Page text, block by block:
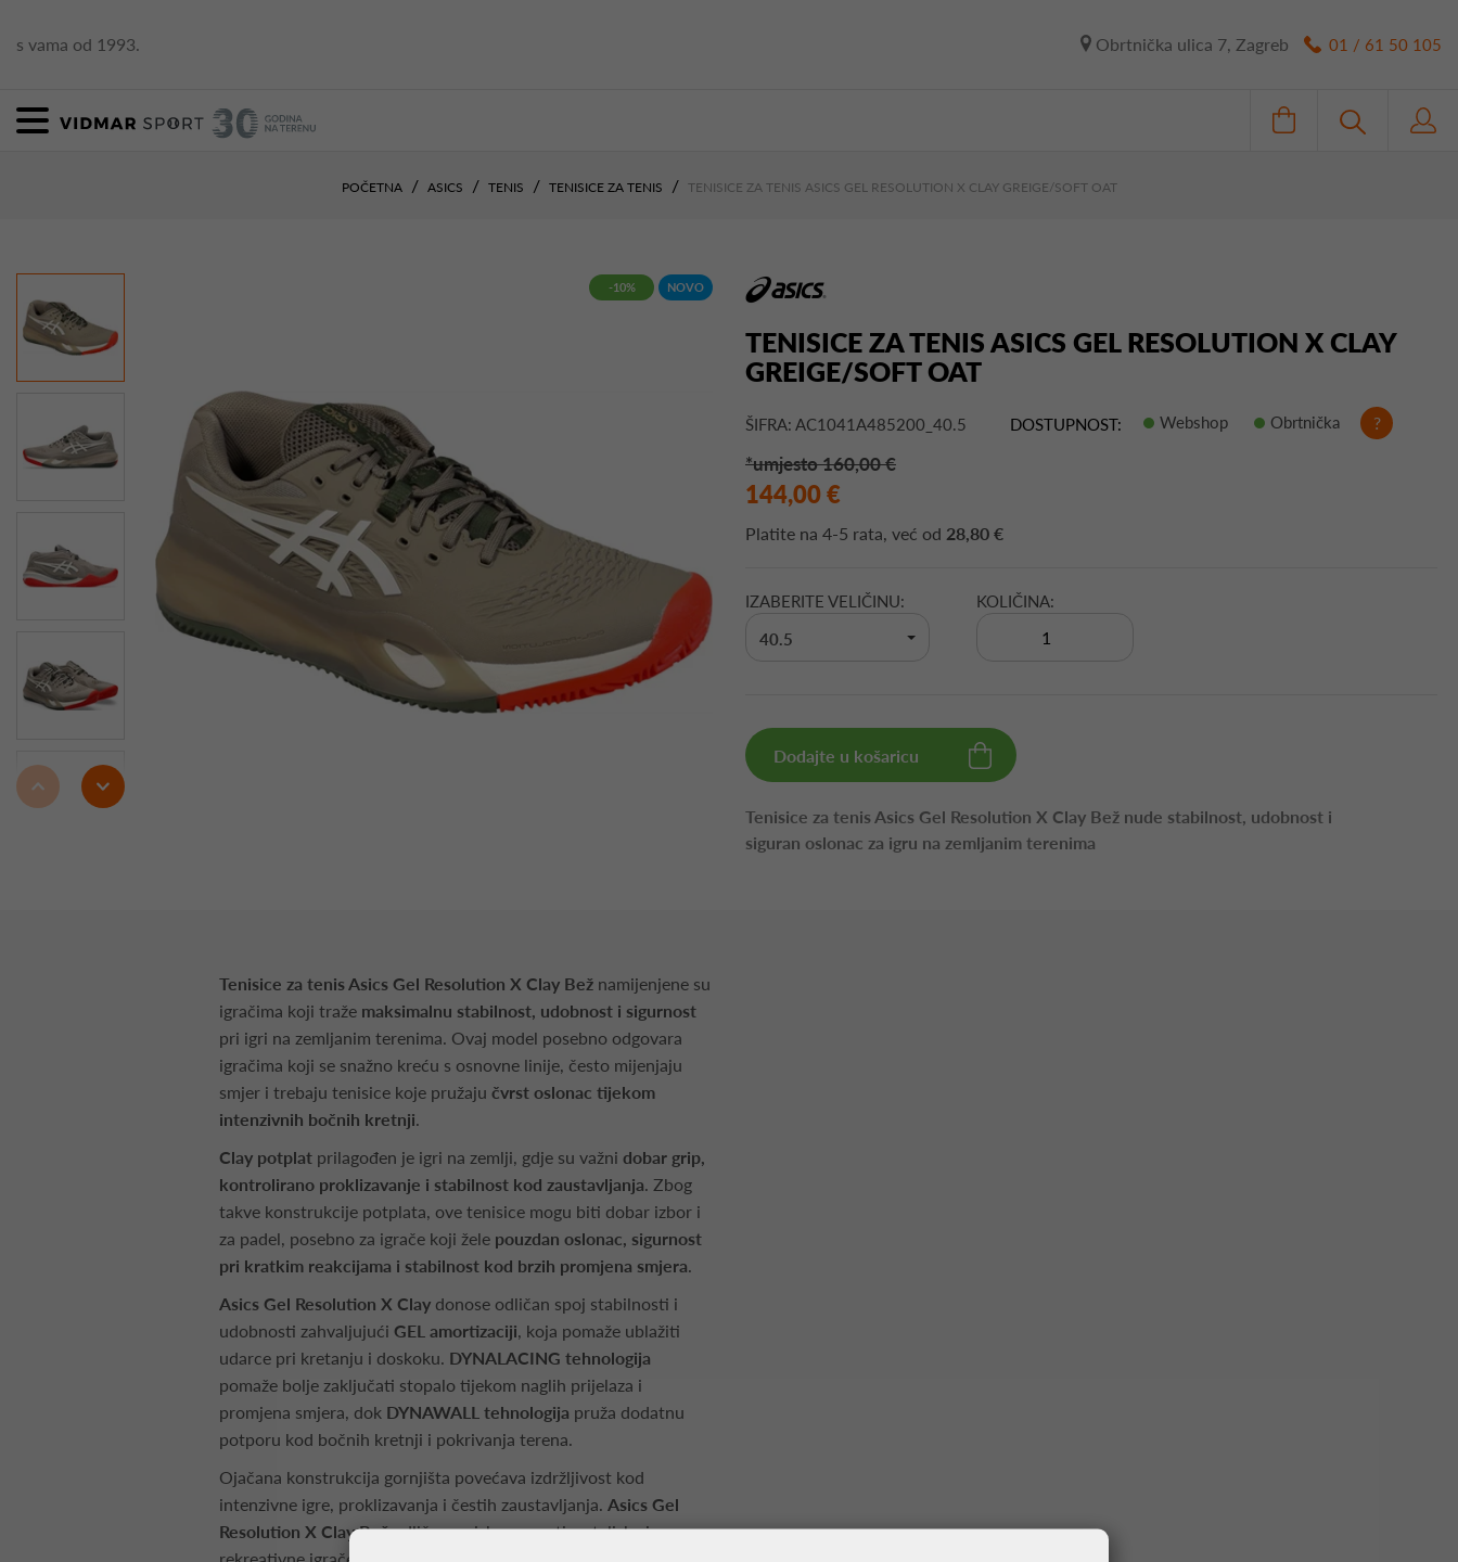
s vama od 1993. Obrtnička ulica 7, Zagreb 01 / 61 50 105
POČETNA ASICS TENIS TENISICE ZA TENIS TENISICE ZA TENIS ASICS GEL RESOLUTION X CLAY GREIGE/SOFT OAT
-10% NOVO
TENISICE ZA TENIS ASICS GEL RESOLUTION X CLAY
GREIGE/SOFT OAT
ŠIFRA: AC1041A485200_40.5 DOSTUPNOST: Webshop Obrtnička ?
*umjesto 160,00 €
144,00 €
Platite na 4-5 rata, već od 28,80 €
IZABERITE VELIČINU:
40.5
KOLIČINA:
Dodajte u košaricu
Tenisice za tenis Asics Gel Resolution X Clay Bež nude stabilnost, udobnost i
siguran oslonac za igru na zemljanim terenima
Tenisice za tenis Asics Gel Resolution X Clay Bež namijenjene su
igračima koji traže maksimalnu stabilnost, udobnost i sigurnost
pri igri na zemljanim terenima. Ovaj model posebno odgovara
igračima koji se snažno kreću s osnovne linije, često mijenjaju
smjer i trebaju tenisice koje pružaju čvrst oslonac tijekom
intenzivnih bočnih kretnji.
Clay potplat prilagođen je igri na zemlji, gdje su važni dobar grip,
kontrolirano proklizavanje i stabilnost kod zaustavljanja. Zbog
takve konstrukcije potplata, ove tenisice mogu biti dobar izbor i
za padel, posebno za igrače koji žele pouzdan oslonac, sigurnost
pri kratkim reakcijama i stabilnost kod brzih promjena smjera.
Asics Gel Resolution X Clay donose odličan spoj stabilnosti i
udobnosti zahvaljujući GEL amortizaciji, koja pomaže ublažiti
udarce pri kretanju i doskoku. DYNALACING tehnologija
pomaže bolje zaključati stopalo tijekom naglih prijelaza i
promjena smjera, dok DYNAWALL tehnologija pruža dodatnu
potporu kod bočnih kretnji i pokrivanja terena.
Ojačana konstrukcija gornjišta povećava izdržljivost kod
intenzivne igre, proklizavanja i čestih zaustavljanja. Asics Gel
Resolution X Clay Bežodličan su izbor za natjecateljske i